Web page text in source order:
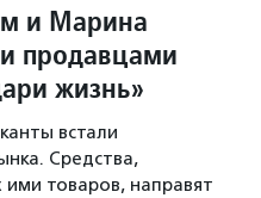
и Марина
продавцами
жизнь»
встали
Средства,
товаров, направят